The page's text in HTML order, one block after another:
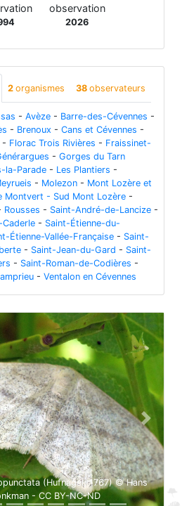
observation
2026
2 organismes 38 observateurs
- Avèze - Barre-des-Cévennes -
- Brenoux - Cans et Cévennes -
- Florac Trois Rivières - Fraissinet-
- Gorges du Tarn
la-Parade - Les Plantiers -
- Molezon - Mont Lozère et
Montvert - Sud Mont Lozère -
Rousses - Saint-André-de-Lancize -
- Saint-Étienne-du-
Étienne-Vallée-Française - Saint-
- Saint-Jean-du-Gard - Saint-
- Saint-Roman-de-Codières -
- Ventalon en Cévennes
(Hufnagel, 1767) © Hans
- CC BY-NC-ND
Next